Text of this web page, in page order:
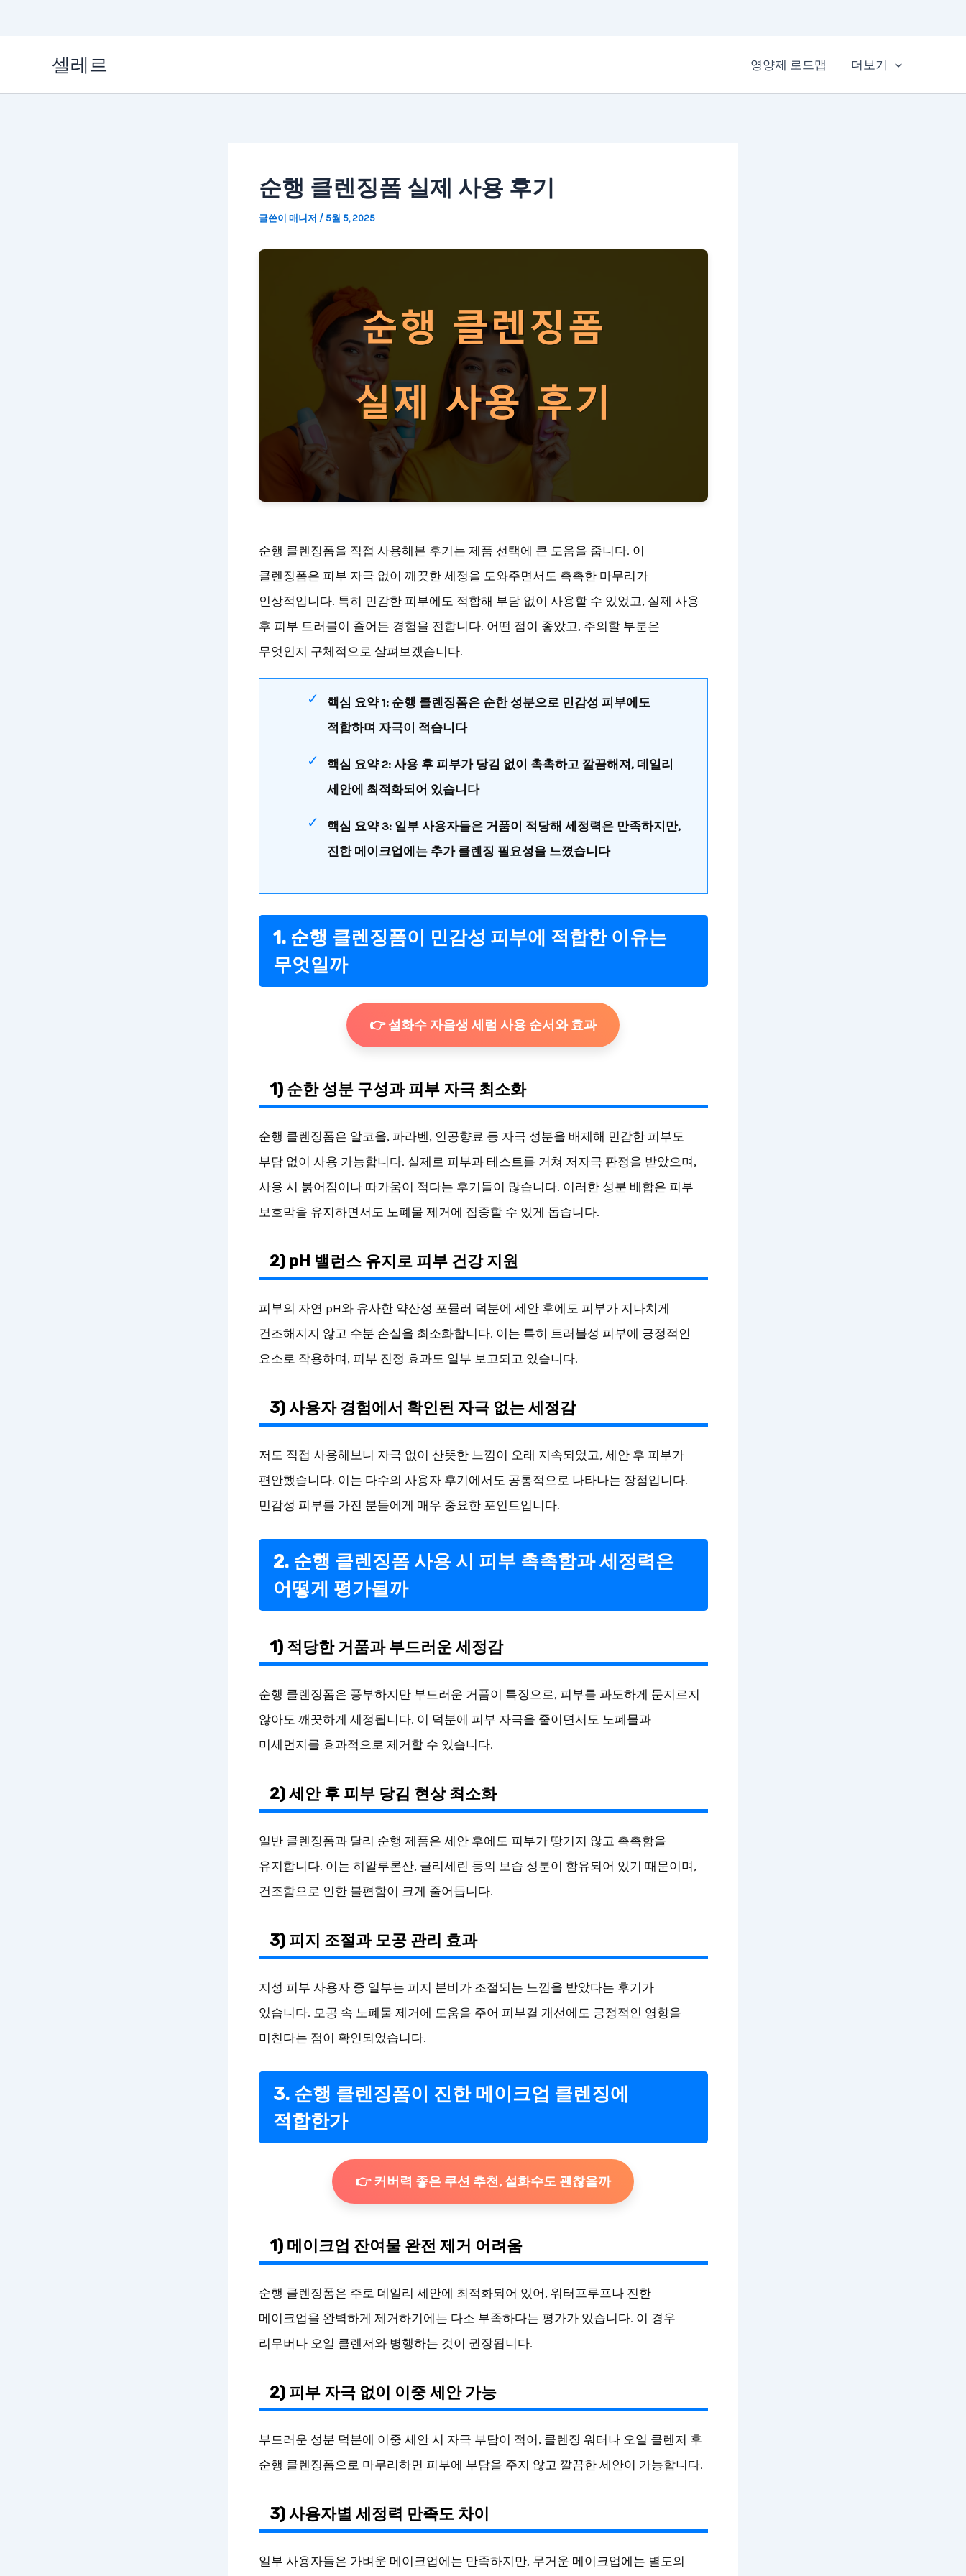
츠
셀레르 영양제 로드맵 더보기
순행 클렌징폼 실제 사용 후기
글쓴이 매니저 / 5월 5, 2025
순행 클렌징폼을 직접 사용해본 후기는 제품 선택에 큰 도움을 줍니다. 이
클렌징폼은 피부 자극 없이 깨끗한 세정을 도와주면서도 촉촉한 마무리가
인상적입니다. 특히 민감한 피부에도 적합해 부담 없이 사용할 수 있었고, 실제 사용
후 피부 트러블이 줄어든 경험을 전합니다. 어떤 점이 좋았고, 주의할 부분은
무엇인지 구체적으로 살펴보겠습니다.
핵심 요약 1: 순행 클렌징폼은 순한 성분으로 민감성 피부에도
적합하며 자극이 적습니다
핵심 요약 2: 사용 후 피부가 당김 없이 촉촉하고 깔끔해져, 데일리
세안에 최적화되어 있습니다
핵심 요약 3: 일부 사용자들은 거품이 적당해 세정력은 만족하지만,
진한 메이크업에는 추가 클렌징 필요성을 느꼈습니다
1. 순행 클렌징폼이 민감성 피부에 적합한 이유는
무엇일까
👉 설화수 자음생 세럼 사용 순서와 효과
1) 순한 성분 구성과 피부 자극 최소화
순행 클렌징폼은 알코올, 파라벤, 인공향료 등 자극 성분을 배제해 민감한 피부도
부담 없이 사용 가능합니다. 실제로 피부과 테스트를 거쳐 저자극 판정을 받았으며,
사용 시 붉어짐이나 따가움이 적다는 후기들이 많습니다. 이러한 성분 배합은 피부
보호막을 유지하면서도 노폐물 제거에 집중할 수 있게 돕습니다.
2) pH 밸런스 유지로 피부 건강 지원
피부의 자연 pH와 유사한 약산성 포뮬러 덕분에 세안 후에도 피부가 지나치게
건조해지지 않고 수분 손실을 최소화합니다. 이는 특히 트러블성 피부에 긍정적인
요소로 작용하며, 피부 진정 효과도 일부 보고되고 있습니다.
3) 사용자 경험에서 확인된 자극 없는 세정감
저도 직접 사용해보니 자극 없이 산뜻한 느낌이 오래 지속되었고, 세안 후 피부가
편안했습니다. 이는 다수의 사용자 후기에서도 공통적으로 나타나는 장점입니다.
민감성 피부를 가진 분들에게 매우 중요한 포인트입니다.
2. 순행 클렌징폼 사용 시 피부 촉촉함과 세정력은
어떻게 평가될까
1) 적당한 거품과 부드러운 세정감
순행 클렌징폼은 풍부하지만 부드러운 거품이 특징으로, 피부를 과도하게 문지르지
않아도 깨끗하게 세정됩니다. 이 덕분에 피부 자극을 줄이면서도 노폐물과
미세먼지를 효과적으로 제거할 수 있습니다.
2) 세안 후 피부 당김 현상 최소화
일반 클렌징폼과 달리 순행 제품은 세안 후에도 피부가 땅기지 않고 촉촉함을
유지합니다. 이는 히알루론산, 글리세린 등의 보습 성분이 함유되어 있기 때문이며,
건조함으로 인한 불편함이 크게 줄어듭니다.
3) 피지 조절과 모공 관리 효과
지성 피부 사용자 중 일부는 피지 분비가 조절되는 느낌을 받았다는 후기가
있습니다. 모공 속 노폐물 제거에 도움을 주어 피부결 개선에도 긍정적인 영향을
미친다는 점이 확인되었습니다.
3. 순행 클렌징폼이 진한 메이크업 클렌징에
적합한가
👉 커버력 좋은 쿠션 추천, 설화수도 괜찮을까
1) 메이크업 잔여물 완전 제거 어려움
순행 클렌징폼은 주로 데일리 세안에 최적화되어 있어, 워터프루프나 진한
메이크업을 완벽하게 제거하기에는 다소 부족하다는 평가가 있습니다. 이 경우
리무버나 오일 클렌저와 병행하는 것이 권장됩니다.
2) 피부 자극 없이 이중 세안 가능
부드러운 성분 덕분에 이중 세안 시 자극 부담이 적어, 클렌징 워터나 오일 클렌저 후
순행 클렌징폼으로 마무리하면 피부에 부담을 주지 않고 깔끔한 세안이 가능합니다.
3) 사용자별 세정력 만족도 차이
일부 사용자들은 가벼운 메이크업에는 만족하지만, 무거운 메이크업에는 별도의